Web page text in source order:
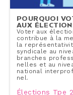
POURQUOI
AUX
Voter aux
contribue à la
la
syndicale au
branches
nelles et au
national
nel.
Élections Tpe